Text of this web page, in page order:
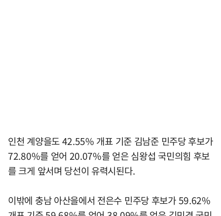
인천 계양을도 42.55% 개표 기준 김남준 민주당 후보가
72.80%를 얻어 20.07%를 얻은 심왕섭 국민의힘 후보
를 크게 앞서며 당선이 유력시된다.
이밖에 충남 아산을에서 전은수 민주당 후보가 59.62%